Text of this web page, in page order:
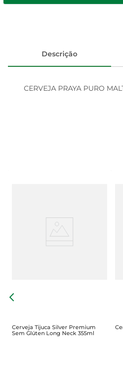
Descrição
CERVEJA PRAYA PURO
Cerveja Tijuca Silver Premium
Sem Glúten Long Neck 355ml